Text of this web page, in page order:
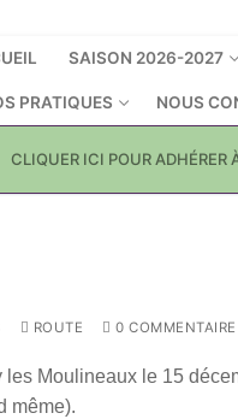
SAISON 2026-2027
PRATIQUES NOUS
CLIQUER ICI POUR ADHÉRER
ROUTE 0 COMMENTAIRE
Moulineaux le 15
même).